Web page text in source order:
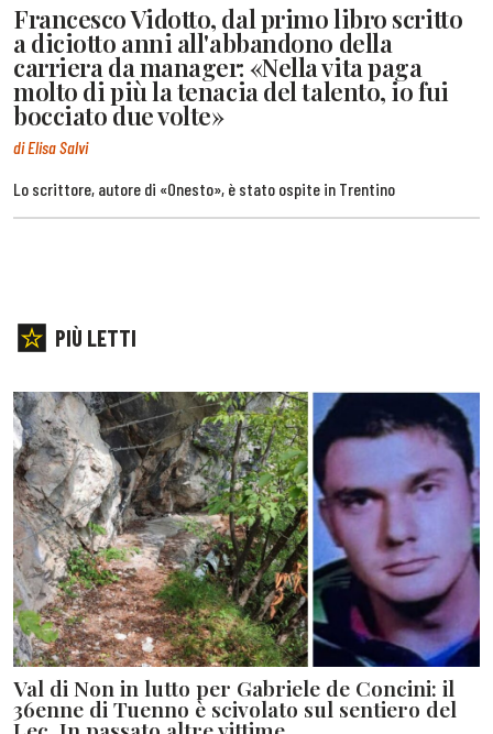
Francesco Vidotto, dal primo libro scritto
a diciotto anni all'abbandono della
carriera da manager: «Nella vita paga
molto di più la tenacia del talento, io fui
bocciato due volte»
di Elisa Salvi
Lo scrittore, autore di «Onesto», è stato ospite in Trentino
PIÙ LETTI
Val di Non in lutto per Gabriele de Concini: il
36enne di Tuenno è scivolato sul sentiero del